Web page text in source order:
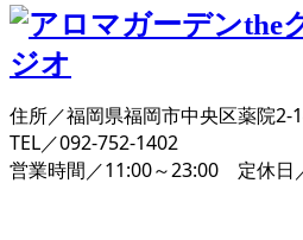
住所／福岡県福岡市中央区薬院
TEL／092-752-1402
営業時間／11:00～23:00 定休日